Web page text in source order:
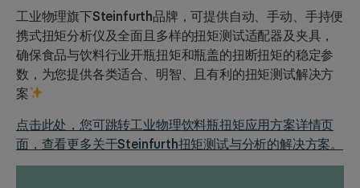
工业物理旗下Steinfurth品牌 ，可提供自动、手动、手持便
携式扭矩分析仪及全面且多样的扭矩测试适配器及夹具，
确保食品与饮料行业开瓶扭矩和瓶盖的扭断扭矩的稳定参
数，为您提供各类适合、明智、且有利的扭矩测试解决方
案
点击此处，您可跳转工业物理饮料瓶扭矩应用方案详情页
面，查看更多关于Steinfurth扭矩测试与分析的解决方案。